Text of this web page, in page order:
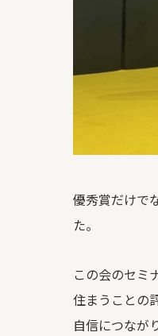
優秀賞だけで
た。
この会のセミ
住まうことの
自信につなが